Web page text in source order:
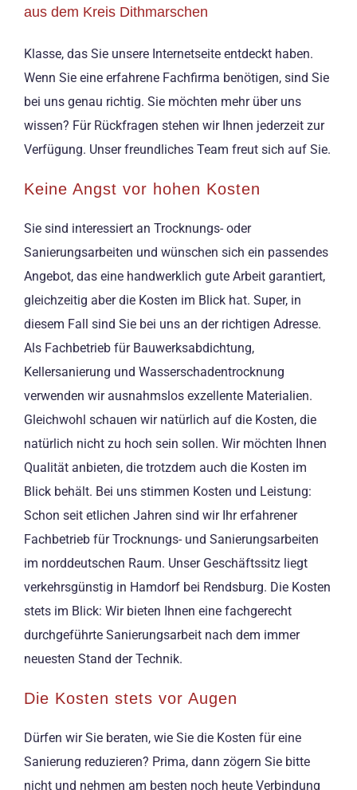
aus dem Kreis Dithmarschen
Klasse, das Sie unsere Internetseite entdeckt haben.
Wenn Sie eine erfahrene Fachfirma benötigen, sind Sie
bei uns genau richtig. Sie möchten mehr über uns
wissen? Für Rückfragen stehen wir Ihnen jederzeit zur
Verfügung. Unser freundliches Team freut sich auf Sie.
Keine Angst vor hohen Kosten
Sie sind interessiert an Trocknungs- oder
Sanierungsarbeiten und wünschen sich ein passendes
Angebot, das eine handwerklich gute Arbeit garantiert,
gleichzeitig aber die Kosten im Blick hat. Super, in
diesem Fall sind Sie bei uns an der richtigen Adresse.
Als Fachbetrieb für Bauwerksabdichtung,
Kellersanierung und Wasserschadentrocknung
verwenden wir ausnahmslos exzellente Materialien.
Gleichwohl schauen wir natürlich auf die Kosten, die
natürlich nicht zu hoch sein sollen. Wir möchten Ihnen
Qualität anbieten, die trotzdem auch die Kosten im
Blick behält. Bei uns stimmen Kosten und Leistung:
Schon seit etlichen Jahren sind wir Ihr erfahrener
Fachbetrieb für Trocknungs- und Sanierungsarbeiten
im norddeutschen Raum. Unser Geschäftssitz liegt
verkehrsgünstig in Hamdorf bei Rendsburg. Die Kosten
stets im Blick: Wir bieten Ihnen eine fachgerecht
durchgeführte Sanierungsarbeit nach dem immer
neuesten Stand der Technik.
Die Kosten stets vor Augen
Dürfen wir Sie beraten, wie Sie die Kosten für eine
Sanierung reduzieren? Prima, dann zögern Sie bitte
nicht und nehmen am besten noch heute Verbindung